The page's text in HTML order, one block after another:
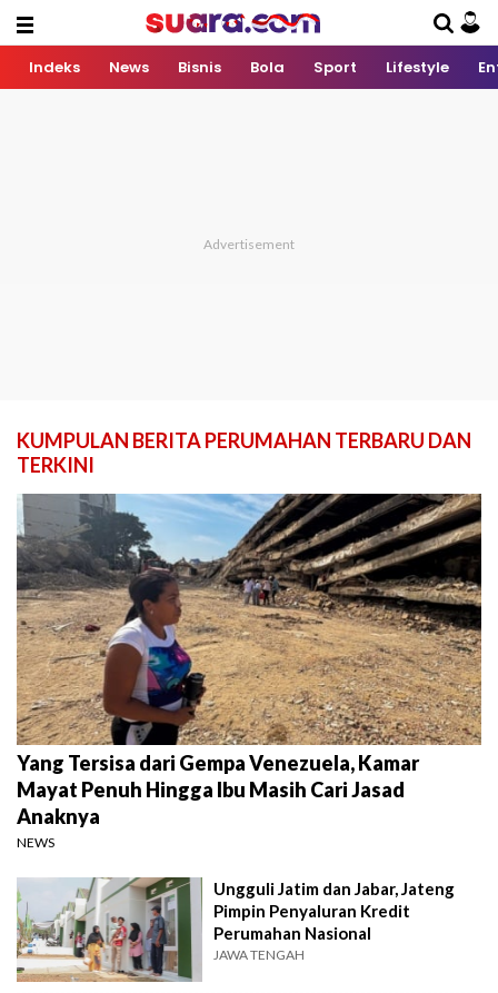
Indeks News Bisnis Bola Sport Lifestyle
KUMPULAN BERITA PERUMAHAN TERBARU DAN
TERKINI
Yang Tersisa dari Gempa Venezuela, Kamar
Mayat Penuh Hingga Ibu Masih Cari Jasad
Anaknya
NEWS
Ungguli Jatim dan Jabar, Jateng
Pimpin Penyaluran Kredit
Perumahan Nasional
JAWA TENGAH